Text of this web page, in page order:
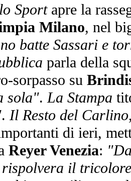
Sportapre la
Milano, nel
batte Sassari e
parla della
sorpasso su
sola".La Stampa
. Il Resto del Carlino
di ieri,
Reyer Venezia:
rispolvera il